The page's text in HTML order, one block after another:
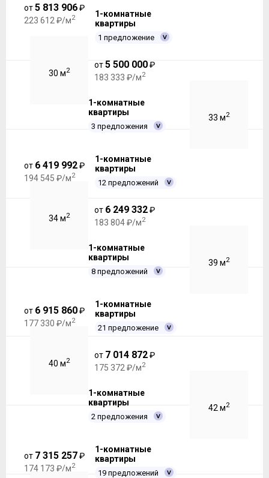
от5 813 906₽
223 612 ₽/м2
1-комнатные
квартиры
1 предложение
30 м2
от5 500 000₽
183 333 ₽/м2
1-комнатные
квартиры
3 предложения
33 м2
от 6 419 992₽
194 545 ₽/м2
1-комнатные
квартиры
12 предложений
34 м2
от 6 249 332₽
183 804 ₽/м2
1-комнатные
квартиры
8 предложений
39 м2
от 6 915 860₽
177 330 ₽/м2
1-комнатные
квартиры
21 предложение
40 м2
от 7 014 872₽
175 372 ₽/м2
1-комнатные
квартиры
2 предложения
42 м2
от 7 315 257₽
174 173 ₽/м2
1-комнатные
квартиры
19 предложений